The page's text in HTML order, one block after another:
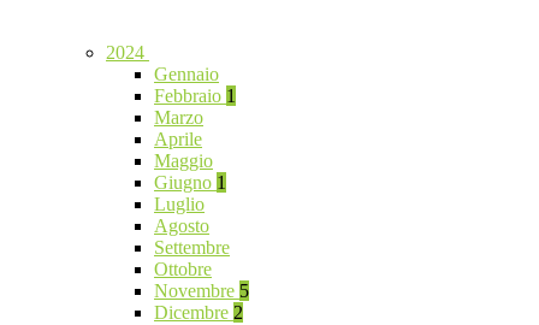
2024
Gennaio
Febbraio 1
Marzo
Aprile
Maggio
Giugno 1
Luglio
Agosto
Settembre
Ottobre
Novembre 5
Dicembre 2